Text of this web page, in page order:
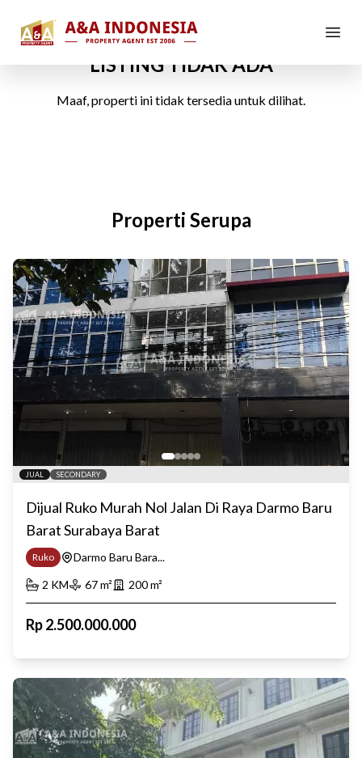
LISTING TIDAK ADA
Maaf, properti ini tidak tersedia untuk dilihat.
Properti Serupa
JUAL SECONDARY
Dijual Ruko Murah Nol Jalan Di Raya Darmo Baru
Barat Surabaya Barat
Ruko
Darmo Baru Bara...
2 KM 67m² 200m²
Rp2.500.000.000